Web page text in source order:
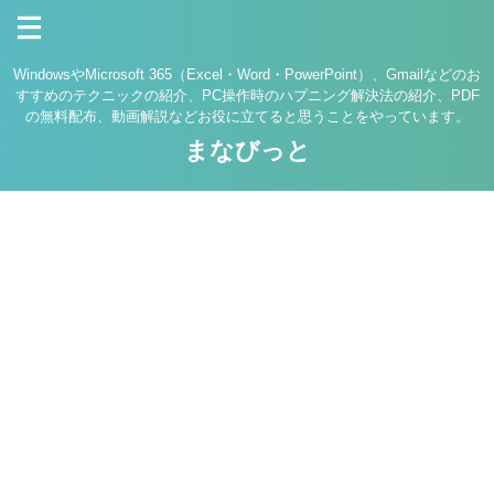
WindowsやMicrosoft 365（Excel・Word・PowerPoint）、Gmailなどのお
すすめのテクニックの紹介、PC操作時のハプニング解決法の紹介、PDF
の無料配布、動画解説などお役に立てると思うことをやっています。
まなびっと